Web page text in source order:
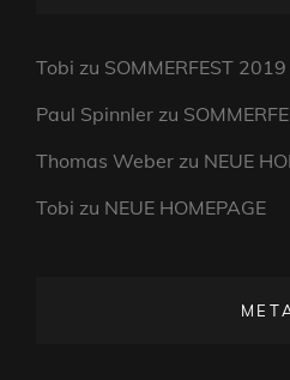
Tobi zu SOMMERFEST 2019
Paul Spinnler zu
Thomas Weber zu NEUE
Tobi zu NEUE HOMEPAGE